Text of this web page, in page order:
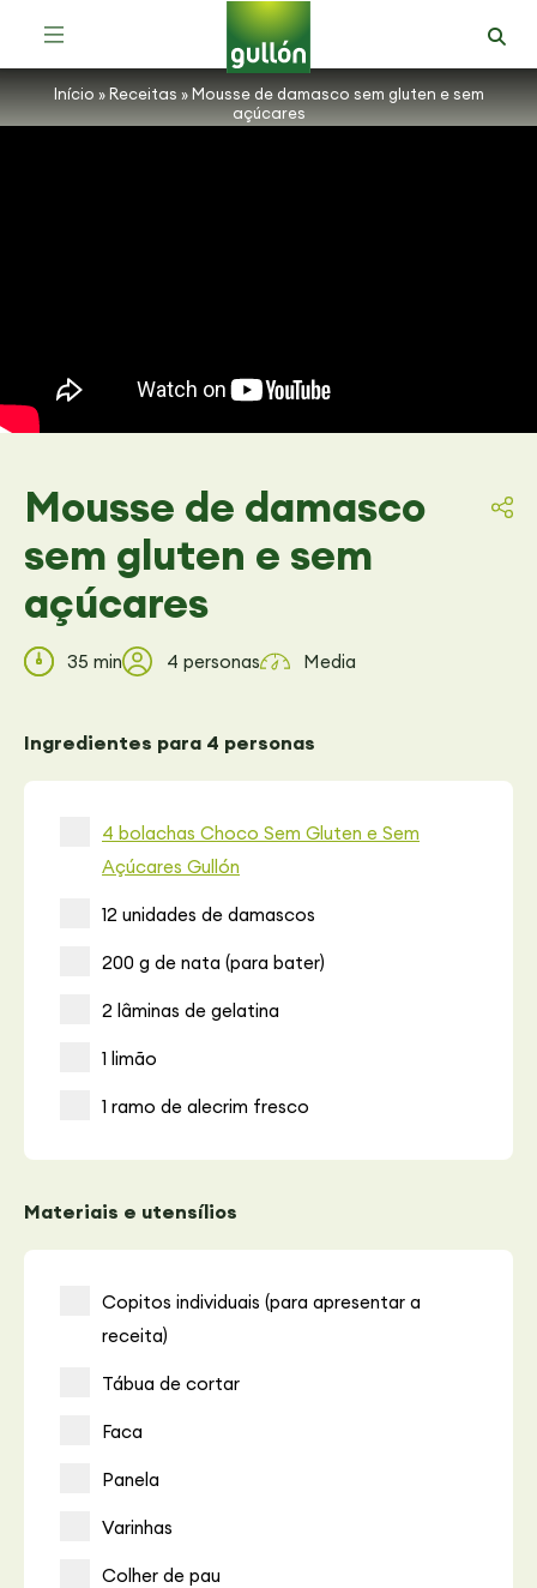
Início »Receitas »Mousse de damasco sem gluten e sem
açúcares
Mousse de damasco
sem gluten e sem
açúcares
35 min 4 personas Media
Ingredientes para 4 personas
4 bolachas Choco Sem Gluten e Sem
Açúcares Gullón
12 unidades de damascos
200 g de nata (para bater)
2 lâminas de gelatina
1 limão
1 ramo de alecrim fresco
Materiais e utensílios
Copitos individuais (para apresentar a
receita)
Tábua de cortar
Faca
Panela
Varinhas
Colher de pau